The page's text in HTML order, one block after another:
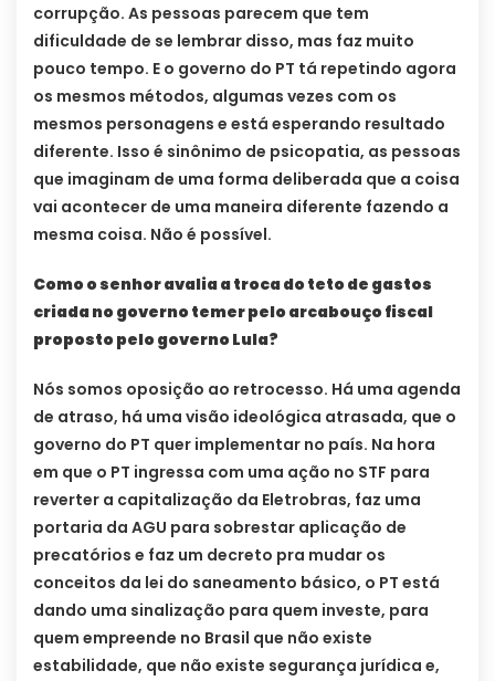
corrupção. As pessoas parecem que tem
dificuldade de se lembrar disso, mas faz muito
pouco tempo. E o governo do PT tá repetindo agora
os mesmos métodos, algumas vezes com os
mesmos personagens e está esperando resultado
diferente. Isso é sinônimo de psicopatia, as pessoas
que imaginam de uma forma deliberada que a coisa
vai acontecer de uma maneira diferente fazendo a
mesma coisa. Não é possível.
Como o senhor avalia a troca do teto de gastos
criada no governo temer pelo arcabouço fiscal
proposto pelo governo Lula?
Nós somos oposição ao retrocesso. Há uma agenda
de atraso, há uma visão ideológica atrasada, que o
governo do PT quer implementar no país. Na hora
em que o PT ingressa com uma ação no STF para
reverter a capitalização da Eletrobras, faz uma
portaria da AGU para sobrestar aplicação de
precatórios e faz um decreto pra mudar os
conceitos da lei do saneamento básico, o PT está
dando uma sinalização para quem investe, para
quem empreende no Brasil que não existe
estabilidade, que não existe segurança jurídica e,